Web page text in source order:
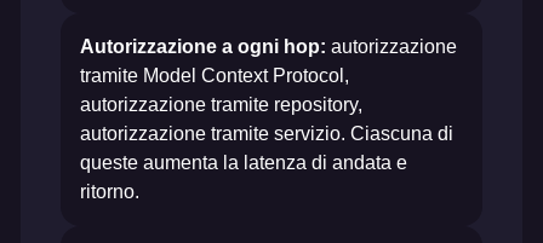
Autorizzazione a ogni hop: autorizzazione
tramite Model Context Protocol,
autorizzazione tramite repository,
autorizzazione tramite servizio. Ciascuna di
queste aumenta la latenza di andata e
ritorno.